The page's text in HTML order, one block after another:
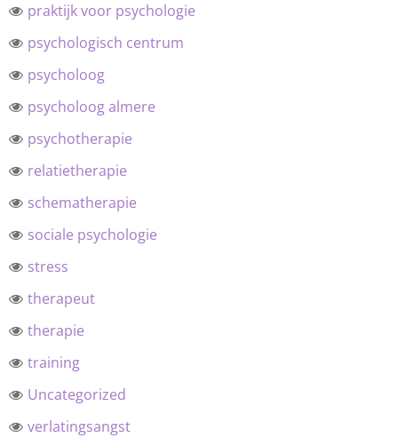
praktijk voor psychologie
psychologisch centrum
psycholoog
psycholoog almere
psychotherapie
relatietherapie
schematherapie
sociale psychologie
stress
therapeut
therapie
training
Uncategorized
verlatingsangst